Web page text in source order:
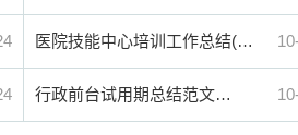
医院技能中心培训工作总结(…
行政前台试用期总结范文…